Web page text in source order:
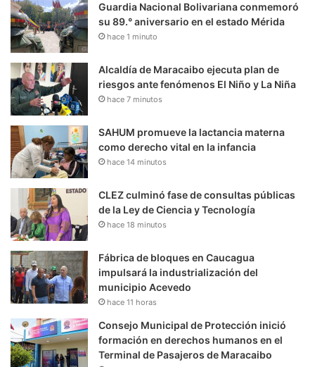
Guardia Nacional Bolivariana conmemoró
su 89.° aniversario en el estado Mérida
hace 1 minuto
Alcaldía de Maracaibo ejecuta plan de
riesgos ante fenómenos El Niño y La Niña
hace 7 minutos
SAHUM promueve la lactancia materna
como derecho vital en la infancia
hace 14 minutos
CLEZ culminó fase de consultas públicas
de la Ley de Ciencia y Tecnología
hace 18 minutos
Fábrica de bloques en Caucagua
impulsará la industrialización del
municipio Acevedo
hace 11 horas
Consejo Municipal de Protección inició
formación en derechos humanos en el
Terminal de Pasajeros de Maracaibo